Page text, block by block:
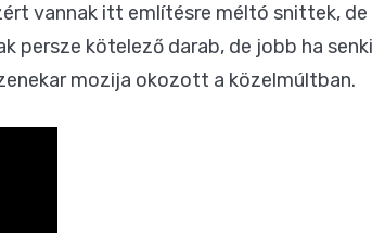
vannak itt említésre méltó snittek, de
persze kötelező darab, de jobb ha senki
mozija okozott a közelmúltban.